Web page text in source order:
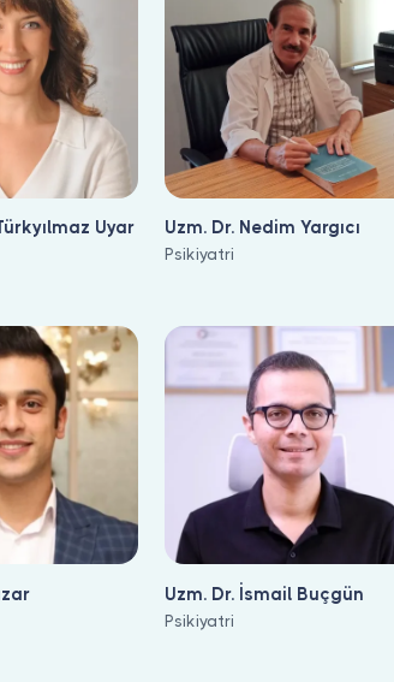
Uyar Uzm. Dr. Nedim Yargıcı
Psikiyatri
Uzm. Dr. İsmail Buçgün
Psikiyatri